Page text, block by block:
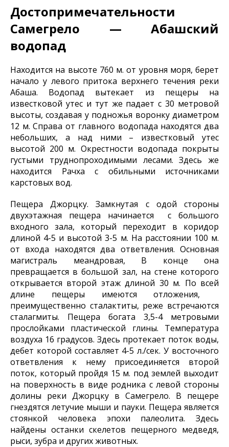
Достопримечательности
Самегрело — Абашский
водопад
Находится на высоте 760 м. от уровня моря, берет
начало у левого притока верхнего течения реки
Абаша. Водопад вытекает из пещеры на
известковой утес и тут же падает с 30 метровой
высоты, создавая у подножья воронку диаметром
12 м. Справа от главного водопада находятся два
небольших, а над ними – известковый утес
высотой 200 м. Окрестности водопада покрыты
густыми труднопроходимыми лесами. Здесь же
находится Рачха с обильными источниками
карстовых вод.
Пещера Джорцку. Замкнутая с одой стороны
двухэтажная пещера начинается с большого
входного зала, который переходит в коридор
длиной 4-5 и высотой 3-5 м. На расстоянии 100 м.
от входа находятся два ответвления. Основная
магистраль меандровая, В конце она
превращается в большой зал, на стене которого
открывается второй этаж длиной 30 м. По всей
длине пещеры имеются отложения,
преимущественно сталактиты, реже встречаются
сталагмиты. Пещера богата 3,5-4 метровыми
прослойками пластической глины. Температура
воздуха 16 градусов. Здесь протекает поток воды,
дебет которой составляет 4-5 л./сек. У восточного
ответвления к нему присоединяется второй
поток, который пройдя 15 м. под землей выходит
на поверхность в виде родника с левой стороны
долины реки Джорцку в Самегрело. В пещере
гнездятся летучие мыши и пауки. Пещера является
стоянкой человека эпохи палеолита. Здесь
найдены останки скелетов пещерного медведя,
рыси, зубра и других животных.